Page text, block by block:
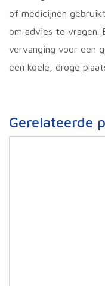
of medicijnen
om advies te vragen.
vervanging voor een
een koele, droge
Gerelateerde